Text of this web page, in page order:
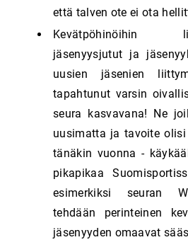
että talven ote ei ota
jäsenyysjutut ja
uusien jäsenien
tapahtunut varsin
seura kasvavana! Ne
uusimatta ja tavoite
tänäkin vuonna -
pikapikaa
esimerkiksi seuran
tehdään perinteinen
jäsenyyden omaavat